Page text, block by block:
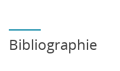
D’être capable de
Bibliographie